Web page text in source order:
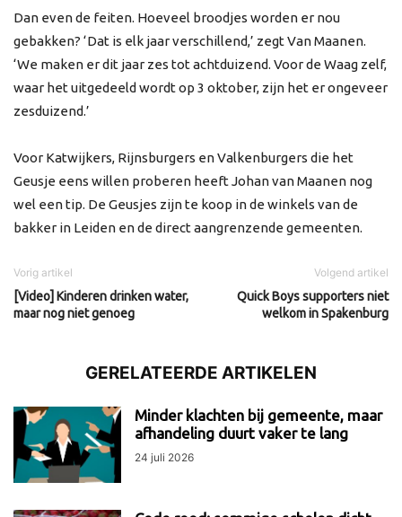
Dan even de feiten. Hoeveel broodjes worden er nou
gebakken? ‘Dat is elk jaar verschillend,’ zegt Van Maanen.
‘We maken er dit jaar zes tot achtduizend. Voor de Waag zelf,
waar het uitgedeeld wordt op 3 oktober, zijn het er ongeveer
zesduizend.’
Voor Katwijkers, Rijnsburgers en Valkenburgers die het
Geusje eens willen proberen heeft Johan van Maanen nog
wel een tip. De Geusjes zijn te koop in de winkels van de
bakker in Leiden en de direct aangrenzende gemeenten.
Vorig artikel
[Video] Kinderen drinken water,
maar nog niet genoeg
Volgend artikel
Quick Boys supporters niet
welkom in Spakenburg
GERELATEERDE ARTIKELEN
Minder klachten bij gemeente, maar
afhandeling duurt vaker te lang
24 juli 2026